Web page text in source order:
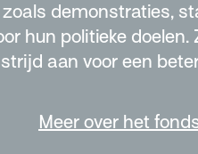
demonstraties,
hun politieke
aan voor een
Meer over het